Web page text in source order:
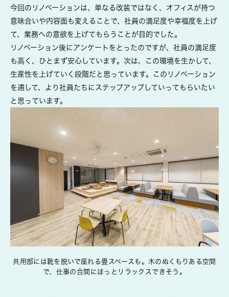
今回のリノベーションは、単なる改装ではなく、オフィスが持つ
意味合いや内容面も変えることで、社員の満足度や幸福度を上げ
て、業務への意欲を上げてもらうことが目的でした。
リノベーション後にアンケートをとったのですが、社員の満足度
も高く、ひとまず安心しています。次は、この環境を生かして、
生産性を上げていく段階だと思っています。このリノベーション
を通して、より社員たちにステップアップしていってもらいたい
と思っています。
共用部には靴を脱いで座れる畳スペースも。木のぬくもりある空間
で、仕事の合間にほっとリラックスできそう。